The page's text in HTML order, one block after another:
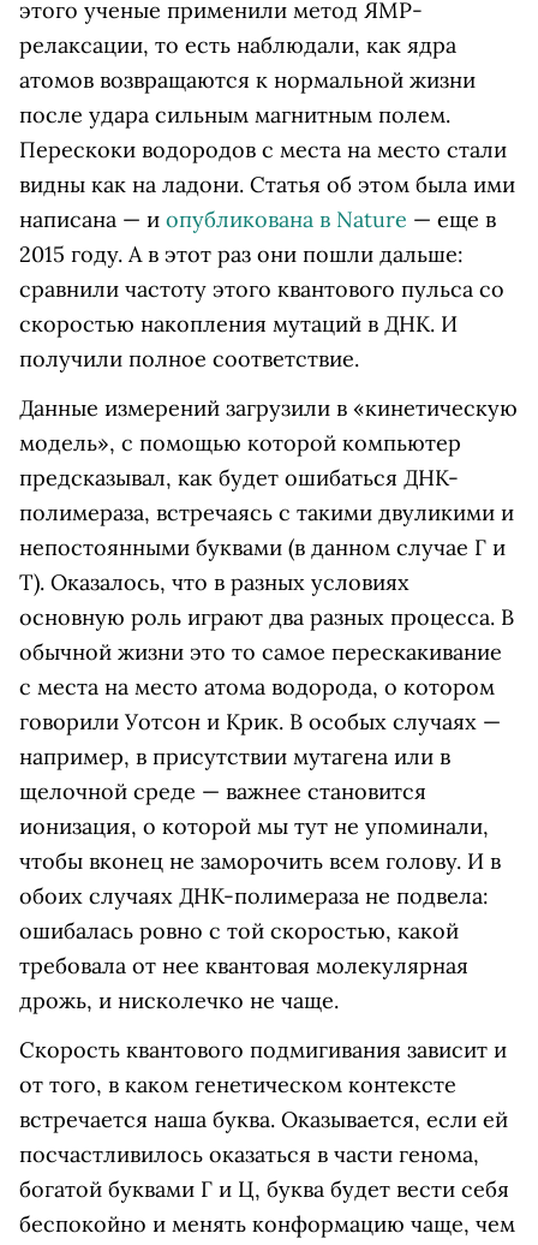
этого ученые применили метод ЯМР-
релаксации, то есть наблюдали, как ядра
атомов возвращаются к нормальной жизни
после удара сильным магнитным полем.
Перескоки водородов с места на место стали
видны как на ладони. Статья об этом была ими
написана — и опубликована в Nature — еще в
2015 году. А в этот раз они пошли дальше:
сравнили частоту этого квантового пульса со
скоростью накопления мутаций в ДНК. И
получили полное соответствие.
Данные измерений загрузили в «кинетическую
модель», с помощью которой компьютер
предсказывал, как будет ошибаться ДНК-
полимераза, встречаясь с такими двуликими и
непостоянными буквами (в данном случае Г и
Т). Оказалось, что в разных условиях
основную роль играют два разных процесса. В
обычной жизни это то самое перескакивание
с места на место атома водорода, о котором
говорили Уотсон и Крик. В особых случаях —
например, в присутствии мутагена или в
щелочной среде — важнее становится
ионизация, о которой мы тут не упоминали,
чтобы вконец не заморочить всем голову. И в
обоих случаях ДНК-полимераза не подвела:
ошибалась ровно с той скоростью, какой
требовала от нее квантовая молекулярная
дрожь, и нисколечко не чаще.
Скорость квантового подмигивания зависит и
от того, в каком генетическом контексте
встречается наша буква. Оказывается, если ей
посчастливилось оказаться в части генома,
богатой буквами Г и Ц, буква будет вести себя
беспокойно и менять конформацию чаще, чем